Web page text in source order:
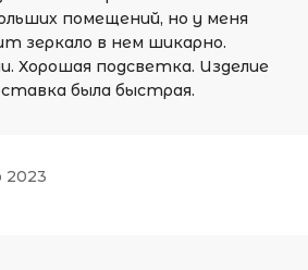
помещений, но у меня
зеркало в нем шикарно.
Хорошая подсветка. Изделие
была быстрая.
2023